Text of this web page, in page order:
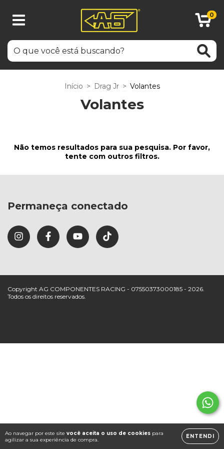
0
Ao navegar por este site você aceita o uso de cookies para
agilizar a sua experiência de compra.
ENTENDI
Início > Drag Jr > Volantes
Volantes
Não temos resultados para sua pesquisa. Por favor,
tente com outros filtros.
Permaneça conectado
Copyright AG COMPONENTES RACING - 07550373000185 - 2026.
Todos os direitos reservados.